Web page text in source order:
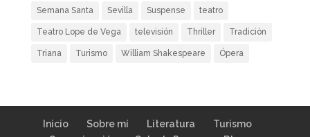
Semana Santa Sevilla Suspense teatro
Teatro Lope de Vega televisión Thriller Tradición
Triana Turismo William Shakespeare Ópera
Inicio Sobre mí Literatura
Turismo